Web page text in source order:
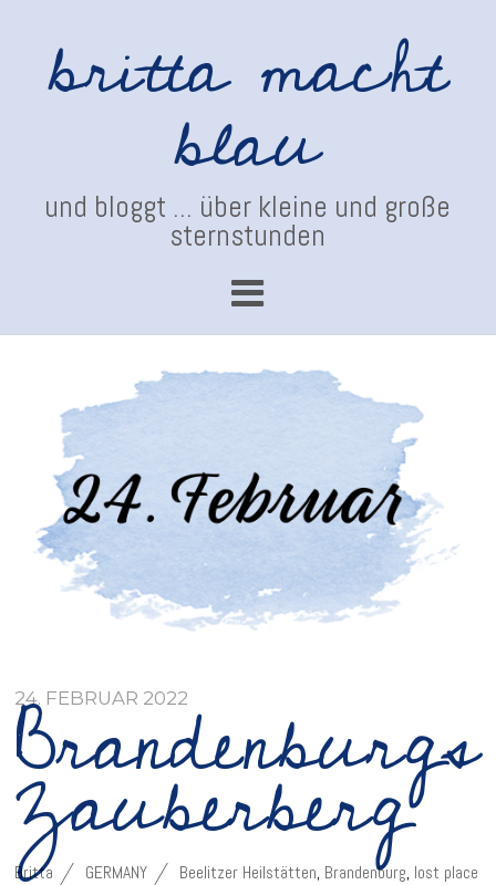
britta macht
blau
und bloggt ... über kleine und große
sternstunden
24. FEBRUAR 2022
Brandenburgs
Zauberberg
Britta GERMANY Beelitzer Heilstätten, Brandenburg, lost place